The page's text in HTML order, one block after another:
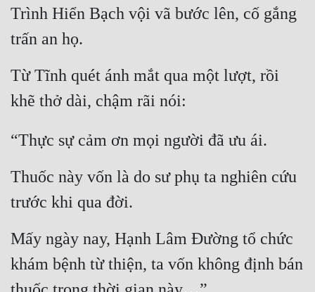
Sủng
Thanh Xuân
Tiên Hiệp
Tiểu Thuyết
Trùng Sinh
Tu Chân
Tu Tiên
Trình Hiển Bạch vội vã bước lên, cố gắng
trấn an họ.
Từ Tĩnh quét ánh mắt qua một lượt, rồi
khẽ thở dài, chậm rãi nói:
“Thực sự cảm ơn mọi người đã ưu ái.
Thuốc này vốn là do sư phụ ta nghiên cứu
trước khi qua đời.
Mấy ngày nay, Hạnh Lâm Đường tổ chức
khám bệnh từ thiện, ta vốn không định bán